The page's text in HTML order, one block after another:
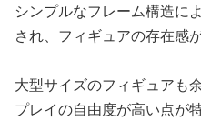
シンプルなフレーム構造に
され、フィギュアの存在感
大型サイズのフィギュアも
プレイの自由度が高い点が特